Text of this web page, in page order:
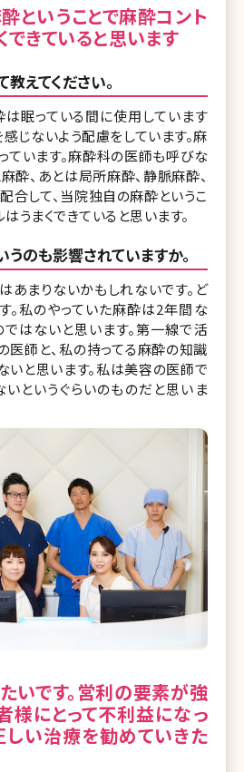
ということで麻酔コント
できていると思います
えてください。
眠っている間に使用しています
じないよう配慮をしています。麻
ています。麻酔科の医師も呼びな
酔、あとは局所麻酔、静脈麻酔、
合して、当院独自の麻酔というこ
うまくできていると思います。
のも影響されていますか。
あまりないかもしれないです。ど
。私のやっていた麻酔は2年間な
ではないと思います。第一線で活
医師と、私の持ってる麻酔の知識
いと思います。私は美容の医師で
いというぐらいのものだと思いま
いです。営利の要素が強
様にとって不利益になっ
しい治療を勧めていきた